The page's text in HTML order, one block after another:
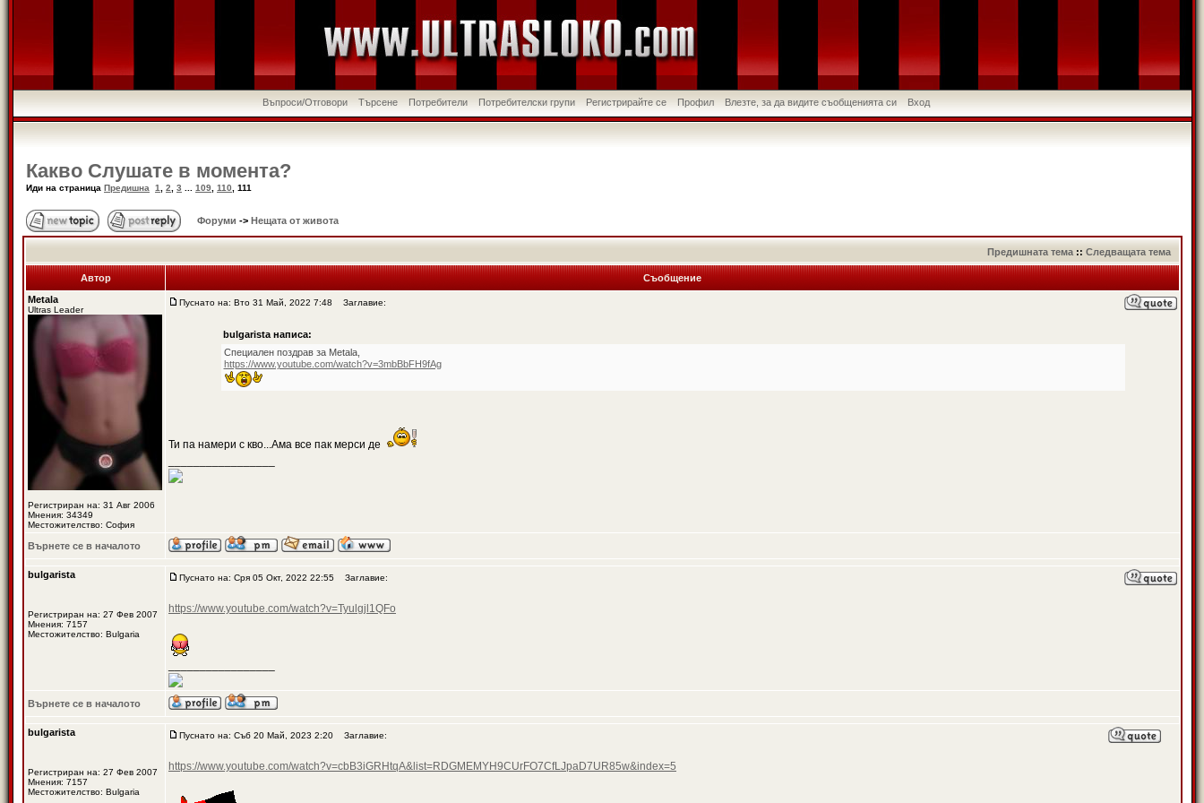
Въпроси/Отговори Търсене Потребители Потребителски групи Регистрирайте се Профил Влезте, за да видите съобщенията си Вход
Какво Слушате в момента?
Иди на страница Предишна 1 2 3 109 110 111
Форуми -> Нещата от живота
Предишната тема :: Следващата тема
Автор
Съобщение
Metala
Ultras Leader
Регистриран на: 31 Авг 2006
Мнения: 34349
Местожителство: София
Пуснато на: Вто 31 Май, 2022 7:48 Заглавие:
bulgarista написа:
Специален поздрав за Metala,
https://www.youtube.com/watch?v=3mbBbFH9fAg
Ти па намери с кво...Ама все пак мерси де
Върнете се в началото
bulgarista
Регистриран на: 27 Фев 2007
Мнения: 7157
Местожителство: Bulgaria
Пуснато на: Сря 05 Окт, 2022 22:55 Заглавие:
https://www.youtube.com/watch?v=Tyulgjl1QFo
Върнете се в началото
bulgarista
Регистриран на: 27 Фев 2007
Мнения: 7157
Местожителство: Bulgaria
Пуснато на: Съб 20 Май, 2023 2:20 Заглавие:
https://www.youtube.com/watch?v=cbB3iGRHtqA&list=RDGMEMYH9CUrFO7CfLJpaD7UR85w&index=5